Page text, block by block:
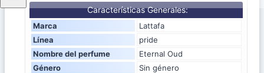
Características Generales:
Marca
Lattafa
Línea
pride
Nombre del perfume
Eternal Oud
Género
Sin género